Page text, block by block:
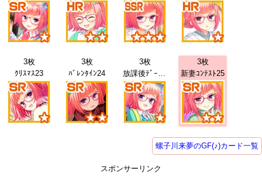
3枚
ｸﾘｽﾏｽ23
3枚
ﾊﾞﾚﾝﾀｲﾝ24
3枚
放課後ﾃﾞｰﾄ25
3枚
新妻ｺﾝﾃｽﾄ25
螺子川来夢のGF(♪)カード一覧
スポンサーリンク